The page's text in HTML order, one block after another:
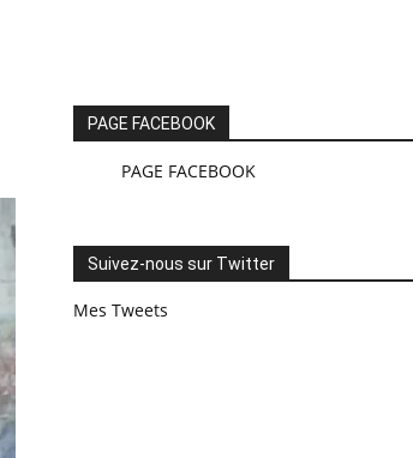
PAGE FACEBOOK
PAGE FACEBOOK
Suivez-nous sur Twitter
Mes Tweets